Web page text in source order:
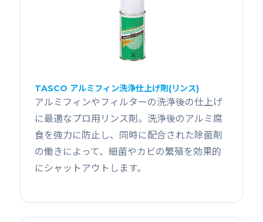
TASCO アルミフィン洗浄仕上げ剤(リンス)
アルミフィンやフィルターの洗浄後の仕上げ
に最適なプロ用リンス剤。洗浄後のアルミ腐
食を強力に防止し、同時に配合された除菌剤
の働きによって、細菌やカビの繁殖を効果的
にシャットアウトします。